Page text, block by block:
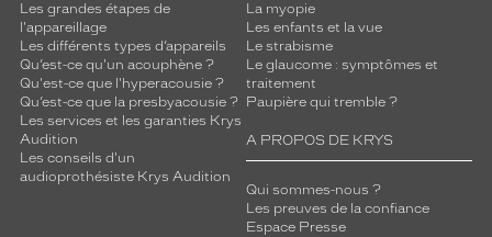
Les grandes étapes de
l'appareillage
Les différents types d’appareils
Qu’est-ce qu'un acouphène ?
Qu'est-ce que l'hyperacousie ?
Qu’est-ce que la presbyacousie ?
Les services et les garanties Krys
Audition
Les conseils d'un
audioprothésiste Krys Audition
La myopie
Les enfants et la vue
Le strabisme
Le glaucome : symptômes et
traitement
Paupière qui tremble ?
A PROPOS DE KRYS
Qui sommes-nous ?
Les preuves de la confiance
Espace Presse